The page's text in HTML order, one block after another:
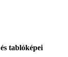
tablóképei